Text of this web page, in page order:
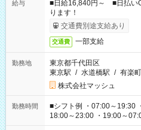
給与
■日給16,840円～ ■日払い
ります！
交通費別途支給あり
交通費 一部支給
勤務地
東京都千代田区
東京駅 / 水道橋駅 / 有楽
株式会社マッシュ
勤務時間
■シフト例 ・07:00～19:30
18:00～23:00 ・19:00～
etc ★最短で3時間で5,120円のお仕事から 15時間で2万円近く稼